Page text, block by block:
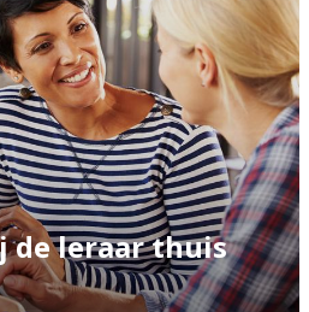
de leraar thuis